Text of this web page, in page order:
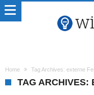
Home Tag Archives: externe
TAG ARCHIVES: